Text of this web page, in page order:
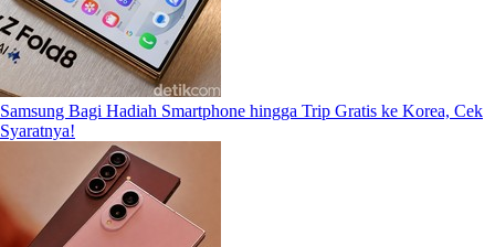
Samsung Bagi Hadiah Smartphone hingga Trip Gratis ke Korea, Cek
Syaratnya!